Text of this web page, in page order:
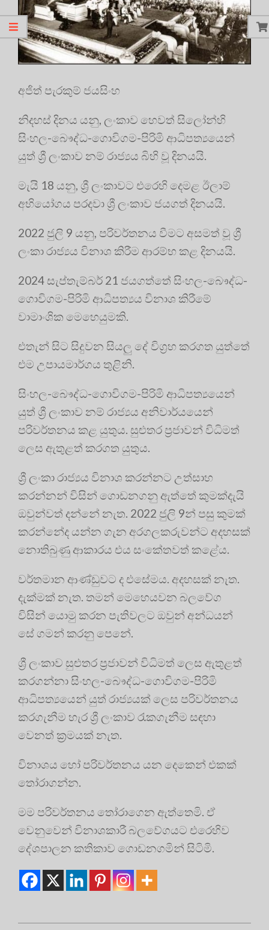
අජිත් පැරකුම් ජයසිංහ
නිදහස් දිනය යනු, ලංකාව හෙවත් සිලෝන්හි
සිංහල-බෞද්ධ-ගොවිගම-පිරිමි ආධිපත්‍යයෙන්
යුත් ශ්‍රී ලංකාව නම් රාජ්‍යය බිහි වූ දිනයයි.
මැයි 18 යනු, ශ්‍රී ලංකාවට එරෙහි දෙමළ ඊලාම්
අභියෝගය පරදවා ශ්‍රී ලංකාව ජයගත් දිනයයි.
2022 ජුලි 9 යනු, පරිවර්තනය වීමට අසමත් වූ ශ්‍රී
ලංකා රාජ්‍යය විනාශ කිරීම ආරම්භ කළ දිනයයි.
2024 සැප්තැම්බර් 21 ජයගත්තේ සිංහල-බෞද්ධ-
ගොවිගම-පිරිමි ආධිපත්‍යය විනාශ කිරීමේ
වාමාංශික මෙහෙයුමකි.
එතැන් සිට සිදුවන සියලු දේ විග්‍රහ කරගත යුත්තේ
එම උපායමාර්ගය තුළිනි.
සිංහල-බෞද්ධ-ගොවිගම-පිරිමි ආධිපත්‍යයෙන්
යුත් ශ්‍රී ලංකාව නම් රාජ්‍යය අනිවාර්යයෙන්
පරිවර්තනය කළ යුතුය. සුළුතර ප්‍රජාවන් විධිමත්
ලෙස ඇතුළත් කරගත යුතුය.
ශ්‍රී ලංකා රාජ්‍යය විනාශ කරන්නට උත්සාහ
කරන්නන් විසින් ගොඩනගනු ඇත්තේ කුමක්දැයි
ඔවුන්වත් දන්නේ නැත. 2022 ජුලි 9න් පසු කුමක්
කරන්නේද යන්න ගැන අරගලකරුවන්ට අදහසක්
නොතිබුණු ආකාරය එය සංකේතවත් කළේය.
වර්තමාන ආණ්ඩුවට ද එසේමය. අදහසක් නැත.
දැක්මක් නැත. තමන් මෙහෙයවන බලවේග
විසින් යොමු කරන පැතිවලට ඔවුන් අන්ධයන්
සේ ගමන් කරනු පෙනේ.
ශ්‍රී ලංකාව සුළුතර ප්‍රජාවන් විධිමත් ලෙස ඇතුළත්
කරගන්නා සිංහල-බෞද්ධ-ගොවිගම-පිරිමි
ආධිපත්‍යයෙන් යුත් රාජ්‍යයක් ලෙස පරිවර්තනය
කරගැනීම හැර ශ්‍රී ලංකාව රැකගැනීම සඳහා
වෙනත් ක්‍රමයක් නැත.
විනාශය හෝ පරිවර්තනය යන දෙකෙන් එකක්
තෝරාගන්න.
මම පරිවර්තනය තෝරාගෙන ඇත්තෙමි. ඒ
වෙනුවෙන් විනාශකාරී බලවේගයට එරෙහිව
දේශපාලන කතිකාව ගොඩනගමින් සිටිමි.